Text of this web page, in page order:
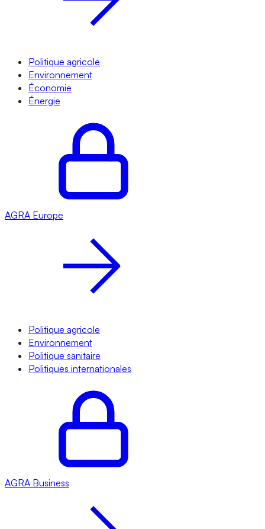
Politique agricole
Environnement
Économie
Énergie
AGRA Europe
Politique agricole
Environnement
Politique sanitaire
Politiques internationales
AGRA Business